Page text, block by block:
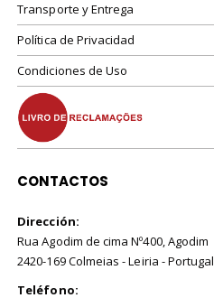
Transporte y Entrega
Política de Privacidad
Condiciones de Uso
CONTACTOS
Dirección:
Rua Agodim de cima Nº400, Agodim
2420-169 Colmeias - Leiria - Portugal
Teléfono: